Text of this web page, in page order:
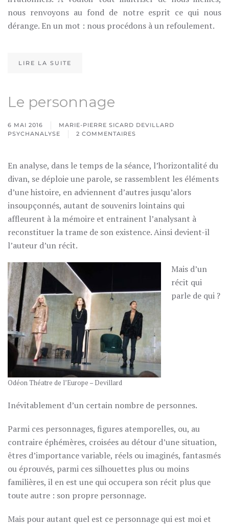
nous renvoyons au fond de notre esprit ce qui nous
dérange. En un mot : nous procédons à un refoulement.
LIRE LA SUITE
Le personnage
6 MAI 2016
MARIE-PIERRE SICARD DEVILLARD
PSYCHANALYSE
2 COMMENTAIRES
SUR
En analyse, dans le temps de la séance, l’horizontalité du
divan, se déploie une parole, se rassemblent les éléments
d’une histoire, en adviennent d’autres jusqu’alors
insoupçonnés, autant de souvenirs lointains qui
affleurent à la mémoire et entrainent l’analysant à
reconstituer la trame de son existence. Ainsi devient-il
l’auteur d’un récit.
Odéon Théatre de l’Europe – Devillard
Mais d’un
récit qui
parle de qui ?
Inévitablement d’un certain nombre de personnes.
Parmi ces personnages, figures atemporelles, ou, au
contraire éphémères, croisées au détour d’une situation,
êtres d’importance variable, réels ou imaginés, fantasmés
ou éprouvés, parmi ces silhouettes plus ou moins
familières, il en est une qui occupera son récit plus que
toute autre : son propre personnage.
Mais pour autant quel est ce personnage qui est moi et